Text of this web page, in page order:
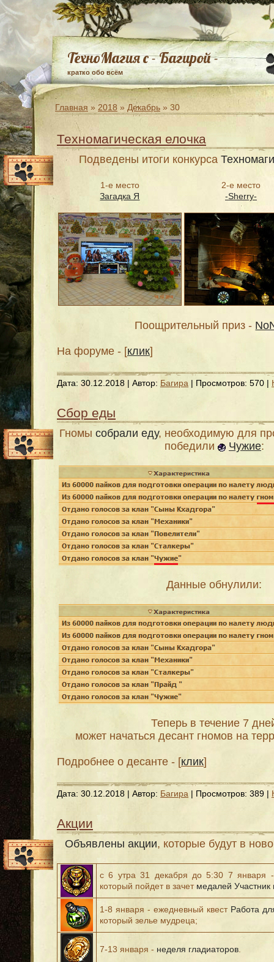
ТехноМагия с - Багирой -
кратко обо всём
Главная » 2018 » Декабрь » 30
Техномагическая елочка
Подведены итоги конкурса
1-е место
Загадка Я
2-е место
-Sherry-
Поощрительный приз -
На форуме - [клик]
Дата: 30.12.2018 | Автор: Багира | Просмотров: 570 |
Сбор еды
Гномы собрали еду, необходимую для
победили
Чужие:
Данные обнулили:
Теперь в течение 7
может начаться десант гномов на
Подробнее о десанте - [клик]
Дата: 30.12.2018 | Автор: Багира | Просмотров: 389 |
Акции
Объявлены акции, которые будут в
с 6 утра 31 декабря до 5:30 7 января -
который пойдет в зачет медалей Участник
1-8 января - ежедневный квест Работа
который зелье мудреца;
7-13 января - неделя гладиаторов